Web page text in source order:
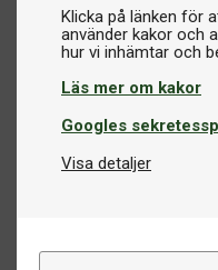
Klicka på länken för
använder kakor och
Läs mer om kakor
Googles
Visa detaljer